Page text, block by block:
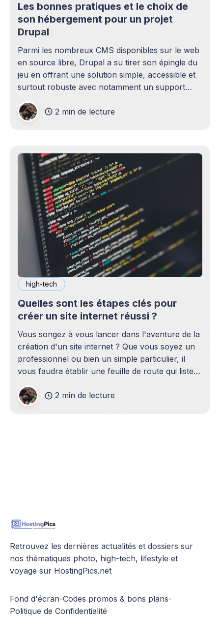
Les bonnes pratiques et le choix de
son hébergement pour un projet
Drupal
Parmi les nombreux CMS disponibles sur le web
en source libre, Drupal a su tirer son épingle du
jeu en offrant une solution simple, accessible et
surtout robuste avec notamment un support
soit simple, quelques subtilités peuvent survenir:
optimisation pour
2 min de lecture
high-tech
Quelles sont les étapes clés pour
créer un site internet réussi ?
Vous songez à vous lancer dans l'aventure de la
création d'un site internet ? Que vous soyez un
professionnel ou bien un simple particulier, il
vous faudra établir une feuille de route qui listera
de votre démarche. Grâce à
2 min de lecture
Retrouvez les dernières actualités et dossiers sur
nos thématiques photo, high-tech, lifestyle et
voyage sur HostingPics.net
Fond d'écran-Codes promos & bons plans-
Politique de Confidentialité